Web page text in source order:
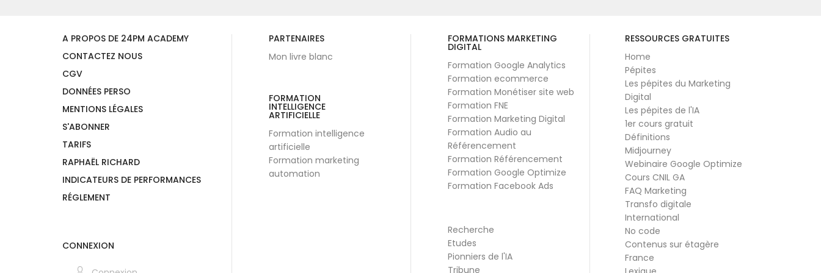
A PROPOS DE 24PM ACADEMY
CONTACTEZ NOUS
CGV
DONNÉES PERSO
MENTIONS LÉGALES
S'ABONNER
TARIFS
RAPHAËL RICHARD
INDICATEURS DE PERFORMANCES
RÉGLEMENT
CONNEXION
PARTENAIRES
Mon livre blanc
FORMATION
INTELLIGENCE
ARTIFICIELLE
Formation intelligence
artificielle
Formation marketing
automation
FORMATIONS MARKETING
DIGITAL
Formation Google Analytics
Formation ecommerce
Formation Monétiser site web
Formation FNE
Formation Marketing Digital
Formation Audio au
Référencement
Formation Référencement
Formation Google Optimize
Formation Facebook Ads
Recherche
Etudes
Pionniers de l'IA
Tribune
RESSOURCES GRATUITES
Home
Pépites
Les pépites du Marketing
Digital
Les pépites de l'IA
1er cours gratuit
Définitions
Midjourney
Webinaire Google Optimize
Cours CNIL GA
FAQ Marketing
Transfo digitale
International
No code
Contenus sur étagère
France